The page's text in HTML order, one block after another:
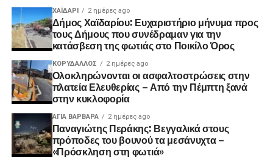
ΧΑΪΔΑΡΙ 2 ημέρες ago
Δήμος Χαϊδαρίου: Ευχαριστήριο μήνυμα προς
τους Δήμους που συνέδραμαν για την
κατάσβεση της φωτιάς στο Ποικίλο Όρος
ΚΟΡΥΔΑΛΛΟΣ 2 ημέρες ago
Ολοκληρώνονται οι ασφαλτοστρώσεις στην
πλατεία Ελευθερίας – Από την Πέμπτη ξανά
στην κυκλοφορία
ΑΓΙΑ ΒΑΡΒΑΡΑ 2 ημέρες ago
Παναγιώτης Περάκης: Βεγγαλικά στους
πρόποδες του βουνού τα μεσάνυχτα –
«Πρόσκληση στη φωτιά»